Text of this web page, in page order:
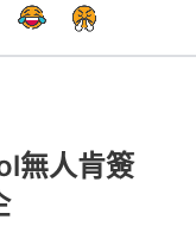
無人肯簽